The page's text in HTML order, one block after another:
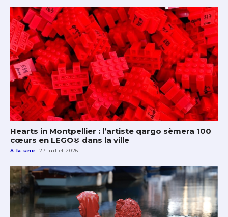
Hearts in Montpellier : l’artiste qargo sèmera 100
cœurs en LEGO® dans la ville
A la une 27 juillet 2026